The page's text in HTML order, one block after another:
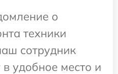
о
техники
сотрудник
в удобное место и